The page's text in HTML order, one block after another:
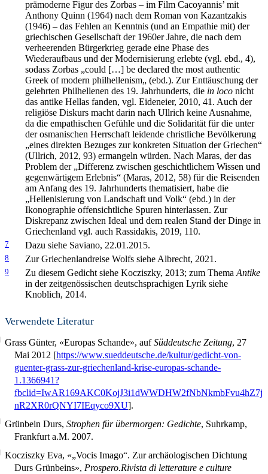
prämoderne Figur des Zorbas – im Film Cacoyannis’ mit
Anthony Quinn (1964) nach dem Roman von Kazantzakis
(1946) – das Fehlen an Kenntnis (und an Empathie mit) der
griechischen Gesellschaft der 1960er Jahre, die nach dem
verheerenden Bürgerkrieg gerade eine Phase des
Wiederaufbaus und der Modernisierung erlebte (vgl. ebd., 4),
sodass Zorbas „could […] be declared the most authentic
Greek of modern philhellenism„ (ebd.). Zur Enttäuschung der
gelehrten Philhellenen des 19. Jahrhunderts, die in loconicht
das antike Hellas fanden, vgl. Eideneier, 2010, 41. Auch der
religiöse Diskurs macht darin nach Ullrich keine Ausnahme,
da die empathischen Gefühle und die Solidarität für die unter
der osmanischen Herrschaft leidende christliche Bevölkerung
„eines direkten Bezuges zur konkreten Situation der Griechen“
(Ullrich, 2012, 93) ermangeln würden. Nach Maras, der das
Problem der „Differenz zwischen geschichtlichem Wissen und
gegenwärtigem Erlebnis“ (Maras, 2012, 58) für die Reisenden
am Anfang des 19. Jahrhunderts thematisiert, habe die
„Hellenisierung von Landschaft und Volk“ (ebd.) in der
Ikonographie offensichtliche Spuren hinterlassen. Zur
Diskrepanz zwischen Ideal und dem realen Stand der Dinge in
Griechenland vgl. auch Rassidakis, 2019, 110.
7 Dazu siehe Saviano, 22.01.2015.
8 Zur Griechenlandreise Wolfs siehe Albrecht, 2021.
9 Zu diesem Gedicht siehe Kocziszky, 2013; zum ThemaAntike
in der zeitgenössischen deutschsprachigen Lyrik siehe
Knoblich, 2014.
Verwendete Literatur
Grass Günter, «Europas Schande», aufSüddeutsche Zeitung, 27
Mai 2012 [https://www.sueddeutsche.de/kultur/gedicht-von-
guenter-grass-zur-griechenland-krise-europas-schande-
1.1366941?
fbclid=IwAR169AKC0KojJ3i1dWWDHW2fNbNkmbFvu4hZ7j
nR2XR0rQNYI7IEqyco9XU].
Grünbein Durs, Strophen für übermorgen: Gedichte, Suhrkamp,
Frankfurt a.M. 2007.
Kocziszky Eva, «„Vocis Imago“. Zur archäologischen Dichtung
Durs Grünbeins», Prospero.Rivista di letterature e culture